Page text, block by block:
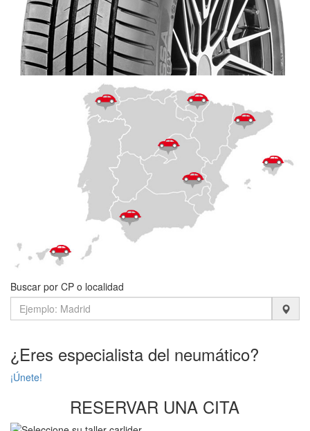
Buscar por CP o localidad
¿Eres especialista del neumático?
¡Únete!
RESERVAR UNA CITA